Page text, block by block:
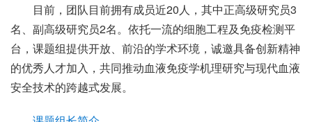
目前，团队目前拥有成员近20人，其中正高级研究员3
名、副高级研究员2名。依托一流的细胞工程及免疫检测平
台，课题组提供开放、前沿的学术环境，诚邀具备创新精神
的优秀人才加入，共同推动血液免疫学机理研究与现代血液
安全技术的跨越式发展。